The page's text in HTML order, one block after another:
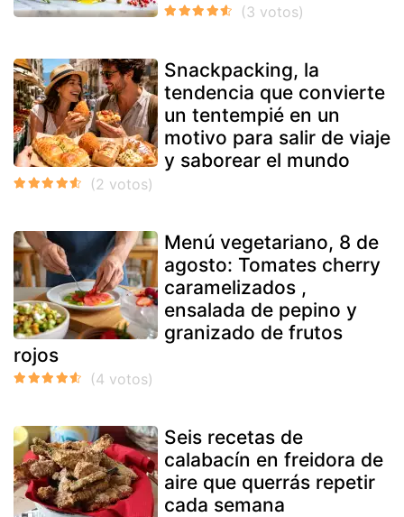
Snackpacking, la
tendencia que convierte
un tentempié en un
motivo para salir de viaje
y saborear el mundo
Menú vegetariano, 8 de
agosto: Tomates cherry
caramelizados ,
ensalada de pepino y
granizado de frutos
rojos
Seis recetas de
calabacín en freidora de
aire que querrás repetir
cada semana